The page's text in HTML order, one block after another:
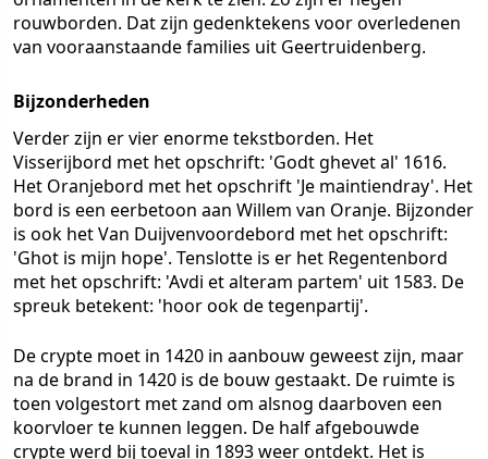
rouwborden. Dat zijn gedenktekens voor overledenen
van vooraanstaande families uit Geertruidenberg.
Bijzonderheden
Verder zijn er vier enorme tekstborden. Het
Visserijbord met het opschrift: 'Godt ghevet al' 1616.
Het Oranjebord met het opschrift 'Je maintiendray'. Het
bord is een eerbetoon aan Willem van Oranje. Bijzonder
is ook het Van Duijvenvoordebord met het opschrift:
'Ghot is mijn hope'. Tenslotte is er het Regentenbord
met het opschrift: 'Avdi et alteram partem' uit 1583. De
spreuk betekent: 'hoor ook de tegenpartij'.
De crypte moet in 1420 in aanbouw geweest zijn, maar
na de brand in 1420 is de bouw gestaakt. De ruimte is
toen volgestort met zand om alsnog daarboven een
koorvloer te kunnen leggen. De half afgebouwde
crypte werd bij toeval in 1893 weer ontdekt. Het is